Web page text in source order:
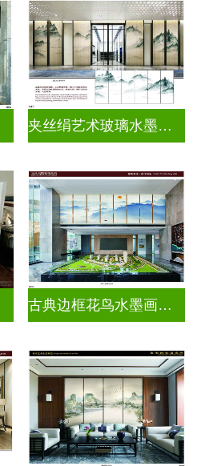
夹丝绢艺术玻璃水墨画玻璃
古典边框花鸟水墨画玻璃